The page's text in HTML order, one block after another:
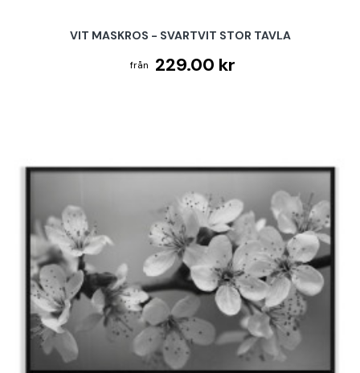
VIT MASKROS - SVARTVIT STOR TAVLA
229.00 kr